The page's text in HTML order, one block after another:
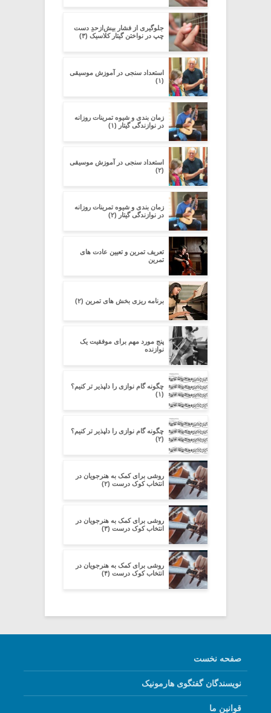
جلوگیری از فشار بیش‌از‌حدِ دست
چپ در نواختن گیتار کلاسیک (۳)
استعداد سنجی در آموزش موسیقی
(۱)
زمان بندی و شیوه تمرینات روزانه
در نوازندگی گیتار (۱)
استعداد سنجی در آموزش موسیقی
(۲)
زمان بندی و شیوه تمرینات روزانه
در نوازندگی گیتار (۲)
تعریف تمرین و تعیین عادت های
تمرین
برنامه ریزی بخش های تمرین (۲)
پنج مورد مهم برای موفقیت یک
نوازنده
چگونه گام نوازی را دلپذیر تر کنیم؟
(۱)
چگونه گام نوازی را دلپذیر تر کنیم؟
(۲)
روشی برای کمک به هنرجویان در
انتخاب کوک درست (۲)
روشی برای کمک به هنرجویان در
انتخاب کوک درست (۳)
روشی برای کمک به هنرجویان در
انتخاب کوک درست (۴)
صفحه نخست
نویسندگان گفتگوی هارمونیک
قوانین ما